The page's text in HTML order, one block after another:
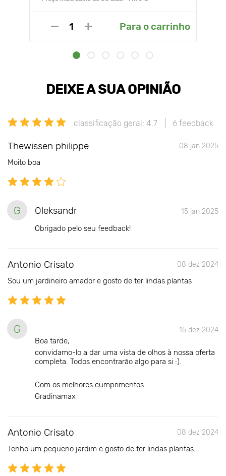
Para o carrinho
DEIXE A SUA OPINIÃO
classificação geral: 4.7 6 feedback
Thewissen philippe 08 jan 2025
Moito boa
G Oleksandr 15 jan 2025
Obrigado pelo seu feedback!
Antonio Crisato 08 dez 2024
Sou um jardineiro amador e gosto de ter lindas plantas
G 15 dez 2024
Boa tarde,
convidamo-lo a dar uma vista de olhos à nossa oferta
completa. Todos encontrarão algo para si :).
Com os melhores cumprimentos
Gradinamax
Antonio Crisato 08 dez 2024
Tenho um pequeno jardim e gosto de ter lindas plantas.